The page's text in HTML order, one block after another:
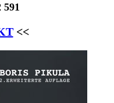
591
<<